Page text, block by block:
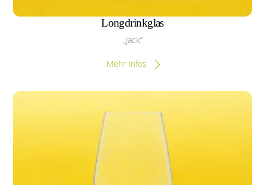
Longdrinkglas
„Jack“
Mehr Infos